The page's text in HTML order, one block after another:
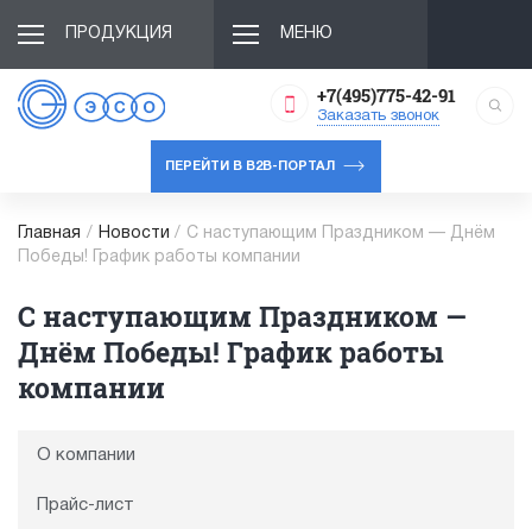
ПРОДУКЦИЯ МЕНЮ
+7(495)775-42-91
Заказать звонок
ПЕРЕЙТИ В B2B-ПОРТАЛ
Главная / Новости / С наступающим Праздником — Днём
Победы! График работы компании
С наступающим Праздником —
Днём Победы! График работы
компании
О компании
Прайс-лист